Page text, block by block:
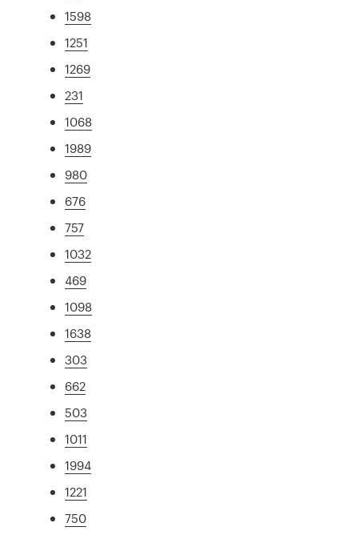
1598
1251
1269
231
1068
1989
980
676
757
1032
469
1098
1638
303
662
503
1011
1994
1221
750